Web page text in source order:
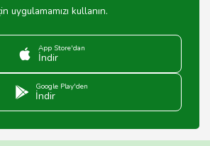
uygulamamızı kullanın.
App Store'dan
İndir
Google Play'den
İndir